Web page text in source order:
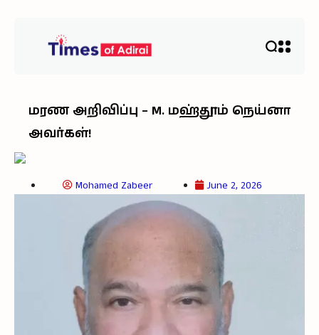
மரண அறிவிப்பு – M. மஹ்தூம் நெய்னா
அவர்கள்!
Mohamed Zabeer June 2, 2026